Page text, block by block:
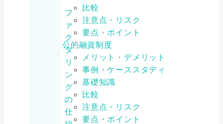
フ
ァ
ク
タ
リ
ン
グ
の
仕
比較
注意点・リスク
要点・ポイント
公的融資制度
メリット・デメリット
事例・ケーススタディ
基礎知識
比較
注意点・リスク
要点・ポイント